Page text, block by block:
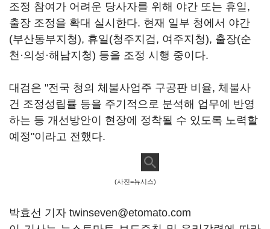
조정 참여가 어려운 당사자를 위해 야간 또는 휴일,
출장 조정을 확대 실시한다. 현재 일부 청에서 야간
(부산동부지청), 휴일(청주지검, 여주지청), 출장(순
천·의성·해남지청) 등을 조정 시행 중이다.
대검은 "전국 청의 체불사업주 구공판 비율, 체불사
건 조정성립률 등을 주기적으로 분석해 업무에 반영
하는 등 개선방안이 현장에 정착될 수 있도록 노력할
예정"이라고 전했다.
(사진=뉴시스)
박효선 기자 twinseven@etomato.com